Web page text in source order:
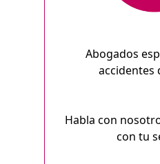
Abogados
accidentes
Habla con
con tu